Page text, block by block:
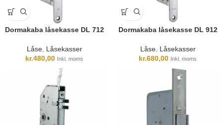
Dormakaba låsekasse DL 712
Låse, Låsekasser
kr.480,00 Inkl. moms
Dormakaba låsekasse DL 912
Låse, Låsekasser
kr.680,00 Inkl. moms